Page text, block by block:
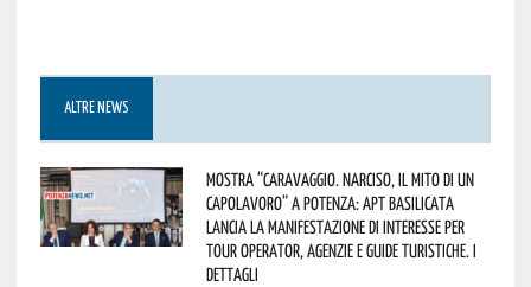
ALTRE NEWS
Mostra “Caravaggio. Narciso, il mito di un
capolavoro” a Potenza: APT Basilicata
lancia la manifestazione di interesse per
Tour Operator, Agenzie e Guide Turistiche. I
dettagli